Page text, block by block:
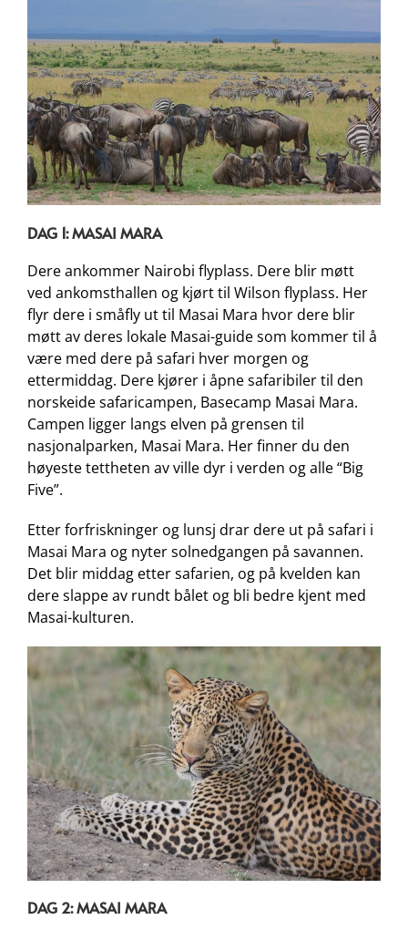
DAG 1: MASAI MARA
Dere ankommer Nairobi flyplass. Dere blir møtt
ved ankomsthallen og kjørt til Wilson flyplass. Her
flyr dere i småfly ut til Masai Mara hvor dere blir
møtt av deres lokale Masai-guide som kommer til å
være med dere på safari hver morgen og
ettermiddag. Dere kjører i åpne safaribiler til den
norskeide safaricampen, Basecamp Masai Mara.
Campen ligger langs elven på grensen til
nasjonalparken, Masai Mara. Her finner du den
høyeste tettheten av ville dyr i verden og alle “Big
Five”.
Etter forfriskninger og lunsj drar dere ut på safari i
Masai Mara og nyter solnedgangen på savannen.
Det blir middag etter safarien, og på kvelden kan
dere slappe av rundt bålet og bli bedre kjent med
Masai-kulturen.
DAG 2: MASAI MARA